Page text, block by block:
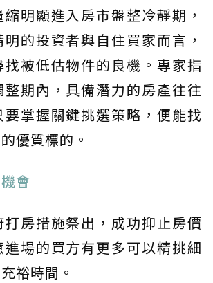
明顯進入房市盤整冷靜期，
的投資者與自住買家而言，
被低估物件的良機。專家指
整期內，具備潛力的房產往往
掌握關鍵挑選策略，便能找
優質標的。
會
房措施祭出，成功抑止房價
場的買方有更多可以精挑細
裕時間。